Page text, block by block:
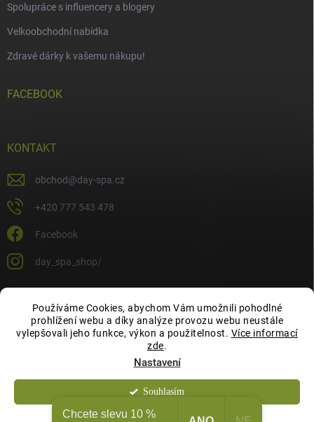
Používáme Cookies, abychom Vám umožnili pohodlné
prohlížení webu a díky analýze provozu webu neustále
vylepšovali jeho funkce, výkon a použitelnost. Více informací
zde.
Nastavení
Souhlasím
Spolupráce s influencery a blogery
Velkoobchodní nabídka
Zdravé dárky k vašemu nákupu!
FACEBOOK
KONTAKT
obchod@day-spa.cz
+420 777 543 478
Facebook
day_spa_shop/
OCHRANA OSOBNÍCH ÚDAJŮ
Copyright 2026 Day Spa Shop . Všechna práva vyhrazena.
Chcete slevu 10 %